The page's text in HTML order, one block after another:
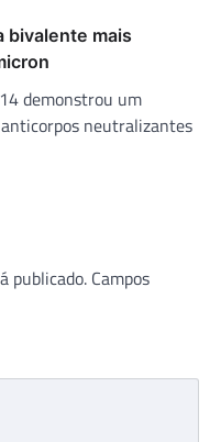
bivalente mais
demonstrou um
neutralizantes
publicado. Campos